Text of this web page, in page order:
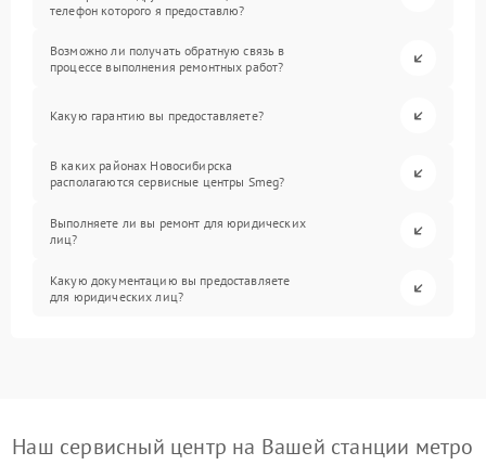
телефон которого я предоставлю?
Возможно ли получать обратную связь в
процессе выполнения ремонтных работ?
Какую гарантию вы предоставляете?
В каких районах Новосибирска
располагаются сервисные центры Smeg?
Выполняете ли вы ремонт для юридических
лиц?
Какую документацию вы предоставляете
для юридических лиц?
Наш сервисный центр на Вашей станции метро